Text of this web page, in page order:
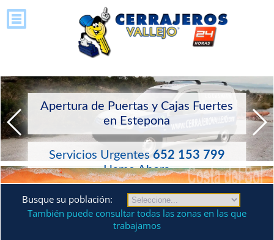
Apertura de Puertas y Cajas Fuertes
en Estepona
Servicios Urgentes 652 153 799
Llame Ahora
Busque su población:
También puede consultar todas las zonas en las que
trabajamos